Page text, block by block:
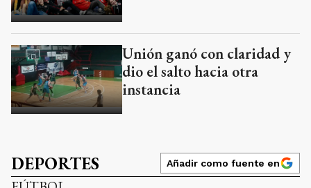
Unión ganó con claridad y
dio el salto hacia otra
instancia
DEPORTES Añadir como fuente en